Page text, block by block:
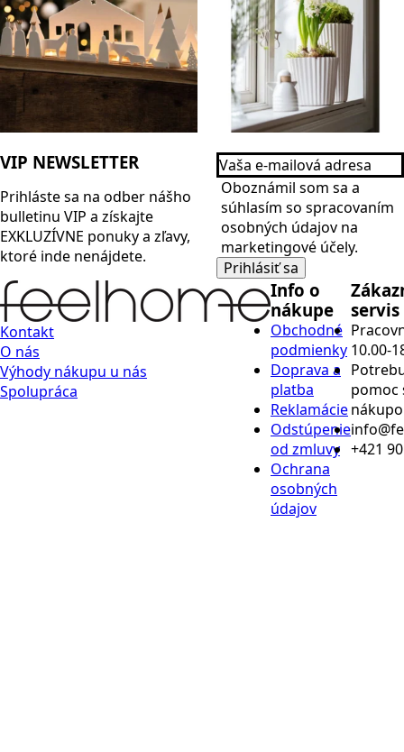
VIP NEWSLETTER
Prihláste sa na odber nášho
bulletinu VIP a získajte
EXKLUZÍVNE ponuky a zľavy,
ktoré inde nenájdete.
Vaša
e-
mailová
adresa
*
Name
*
Oboznámil som sa a
súhlasím so spracovaním
osobných údajov na
marketingové účely.
Prihlásiť sa
Kontakt
O nás
Výhody nákupu u nás
Spolupráca
Info o
nákupe
Obchodné
podmienky
Doprava a
platba
Reklamácie
Odstúpenie
od zmluvy
Ochrana
osobných
údajov
servis
10.00-
pomoc
+421